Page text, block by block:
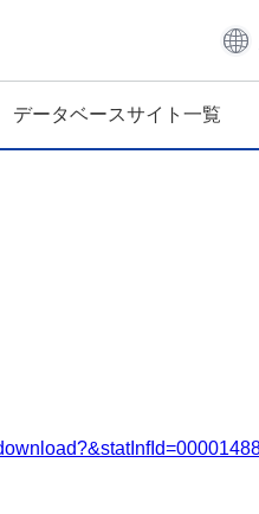
データベースサイト一覧